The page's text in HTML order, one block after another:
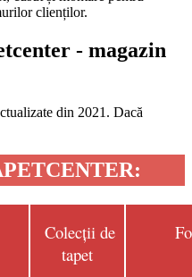
clienților.
- magazin
din 2021. Dacă
Colecții de
tapet